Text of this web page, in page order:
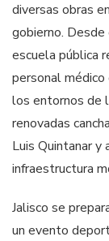
diversas obras
gobierno.
escuela pública
personal
los entornos de
renovadas
Luis Quintanar y
infraestructura
Jalisco se
un evento